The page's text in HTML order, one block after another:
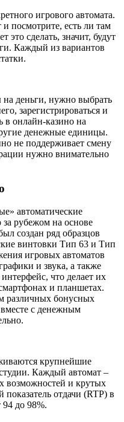
игрового автомата.
посмотрите, есть ли там
это сделать, значит, будут
Каждый из вариантов
деньги, нужно выбрать
зарегистрироваться и
в онлайн-казино на
денежные единицы.
не поддерживает смену
нужно внимательно
автоматические
рубежом на основе
создан ряд образцов
винтовки Тип 63 и Тип
игровых автоматов
и звука, а также
что делает их
и планшетах.
различных бонусных
с денежным
крупнейшие
Каждый автомат –
возможностей и крутых
отдачи (RTP) в
94 до 98%.